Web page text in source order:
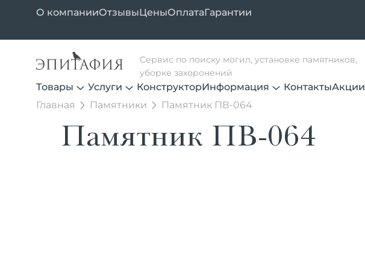
О компанииОтзывыЦеныОплатаГарантии
Сервис по поиску могил, установке памятников,
уборке захоронений
Товары
Услуги КонструкторИнформация КонтактыАкции
Главная
Памятники Памятник ПВ-064
Памятник ПВ-064